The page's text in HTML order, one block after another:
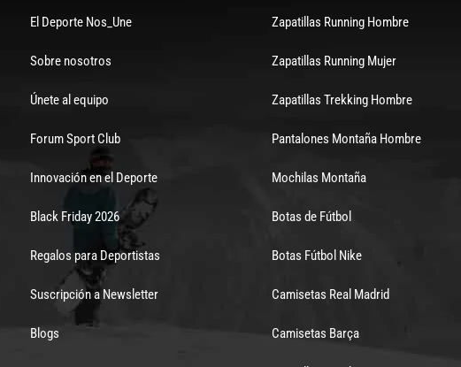
El Deporte Nos_Une
Sobre nosotros
Únete al equipo
Forum Sport Club
Innovación en el Deporte
Black Friday 2026
Regalos para Deportistas
Suscripción a Newsletter
Blogs
Zapatillas Running Hombre
Zapatillas Running Mujer
Zapatillas Trekking Hombre
Pantalones Montaña Hombre
Mochilas Montaña
Botas de Fútbol
Botas Fútbol Nike
Camisetas Real Madrid
Camisetas Barça